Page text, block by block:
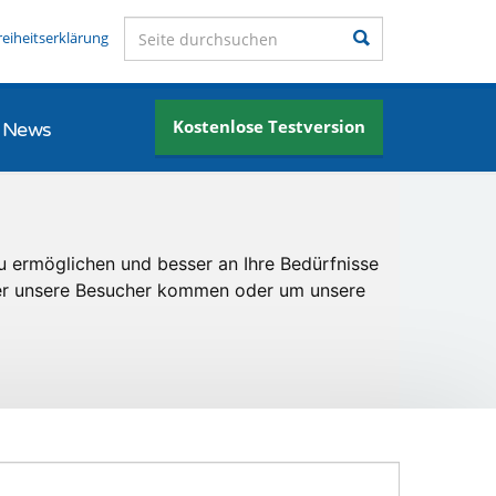
und besser an Ihre Bedürfnisse
unsere Besucher kommen oder um unsere
Kostenlose Testversion
News
Suchen